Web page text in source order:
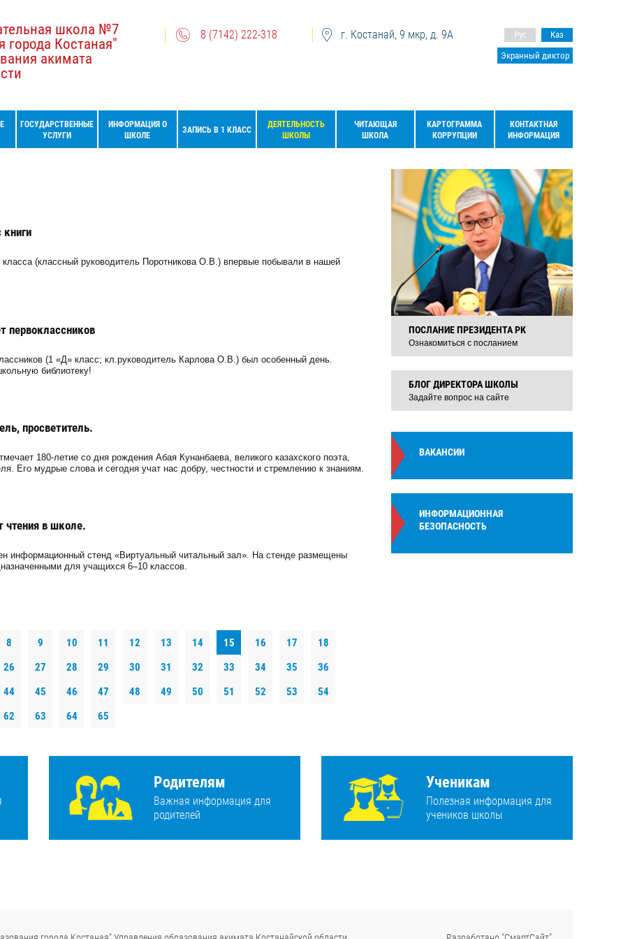
школа №7
города Костаная"
акимата
8 (7142) 222-318 г. Костанай, 9 мкр, д. 9А Рус
Каз
Экранный диктор
ГОСУДАРСТВЕННЫЕ
УСЛУГИ
ИНФОРМАЦИЯ О
ШКОЛЕ
ЗАПИСЬ В 1 КЛАСС
ДЕЯТЕЛЬНОСТЬ
ШКОЛЫ
ЧИТАЮЩАЯ
ШКОЛА
КАРТОГРАММА
КОРРУПЦИИ
КОНТАКТНАЯ
ИНФОРМАЦИЯ
класса (классный руководитель Поротникова О.В.) впервые побывали в нашей
первоклассников
(1 «Д» класс; кл.руководитель Карлова О.В.) был особенный день.
библиотеку!
просветитель.
180-летие со дня рождения Абая Кунанбаева, великого казахского поэта,
Его мудрые слова и сегодня учат нас добру, честности и стремлению к знаниям.
в школе.
информационный стенд «Виртуальный читальный зал». На стенде размещены
для учащихся 6–10 классов.
8 9 10 11 12 13 14 15 16 17
18
26 27 28 29 30 31 32 33 34 35
36
44 45 46 47 48 49 50 51 52 53
54
62 63 64 65
ПОСЛАНИЕ ПРЕЗИДЕНТА РК
Ознакомиться с посланием
БЛОГ ДИРЕКТОРА ШКОЛЫ
Задайте вопрос на сайте
ВАКАНСИИ
ИНФОРМАЦИОННАЯ
БЕЗОПАСНОСТЬ
Родителям
Важная информация для
родителей
Ученикам
Полезная информация для
учеников школы